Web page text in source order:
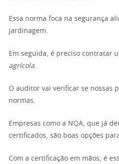
Essa norma foca na segurança
jardinagem.
Em seguida, é preciso contratar
agrícola.
O auditor vai verificar se nossas
normas.
Empresas como a NQA, que já
certificados, são boas opções
Com a certificação em mãos, é